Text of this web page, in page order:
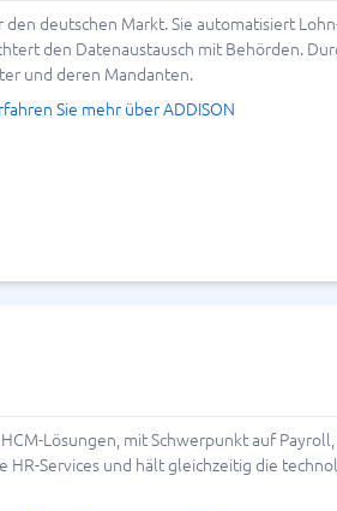
deutschen Markt. Sie automatisiert
den Datenaustausch mit Behörden.
und deren Mandanten.
Sie mehr über ADDISON
Lösungen, mit Schwerpunkt auf
Services und hält gleichzeitig die